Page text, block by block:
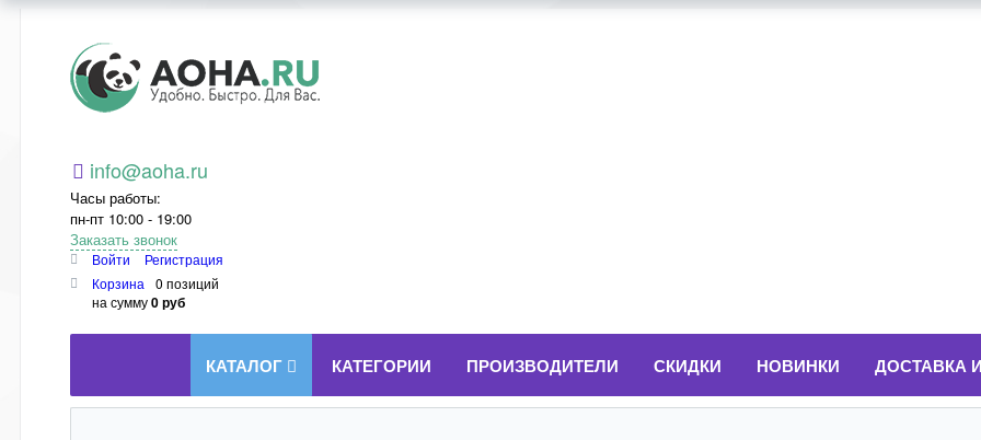
Aoha.ru
info@aoha.ru
Часы работы:
пн-пт 10:00 - 19:00
Заказать звонок
Войти
Регистрация
Корзина
0 позиций
на сумму0 руб
КАТАЛОГ КАТЕГОРИИ ПРОИЗВОДИТЕЛИ СКИДКИ НОВИНКИ ДОСТАВКА